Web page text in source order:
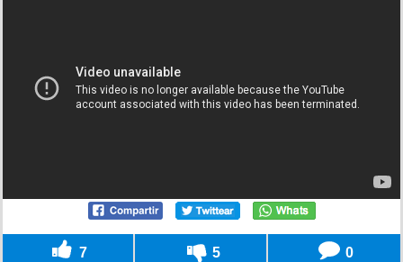
7 5 0